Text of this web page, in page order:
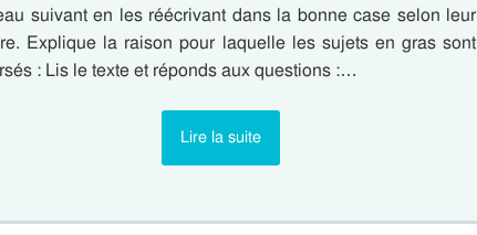
suivant en les réécrivant dans la bonne case selon leur
Explique la raison pour laquelle les sujets en gras sont
: Lis le texte et réponds aux questions :…
Lire la suite